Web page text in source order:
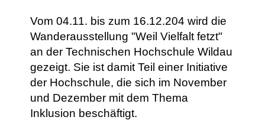
Vom 04.11. bis zum 16.12.204 wird die
Wanderausstellung "Weil Vielfalt fetzt"
an der Technischen Hochschule Wildau
gezeigt. Sie ist damit Teil einer Initiative
der Hochschule, die sich im November
und Dezember mit dem Thema
Inklusion beschäftigt.